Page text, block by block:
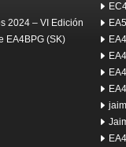
2024 – VI Edición
EA4BPG (SK)